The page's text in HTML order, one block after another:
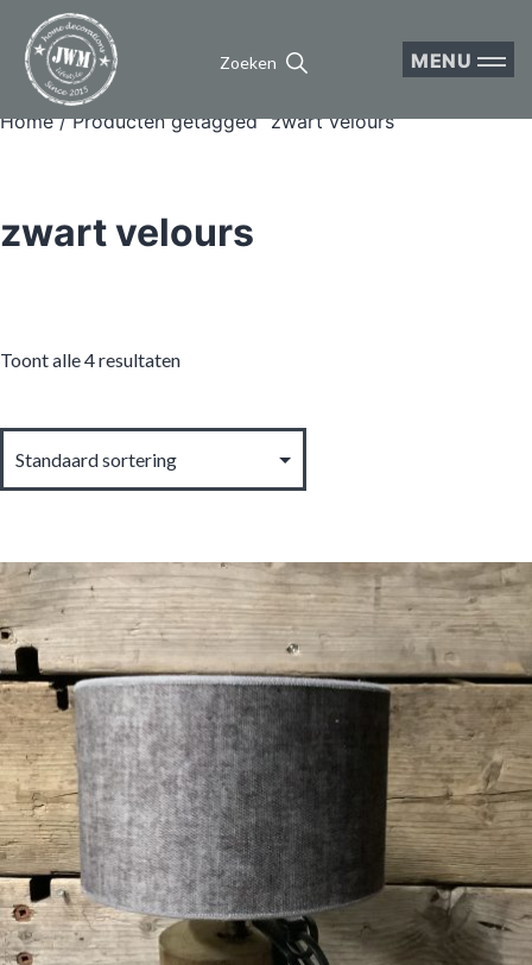
Zoeken MENU
Home/ Producten getagged “zwart velours”
zwart velours
Toont alle 4 resultaten